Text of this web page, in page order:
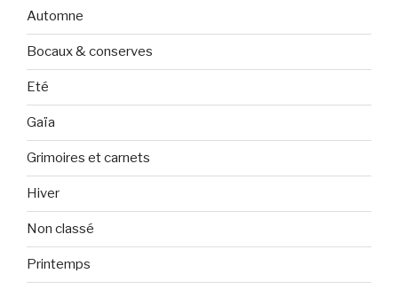
Automne
Bocaux & conserves
Eté
Gaïa
Grimoires et carnets
Hiver
Non classé
Printemps